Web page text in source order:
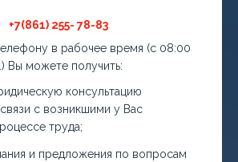
+7(861) 255- 78-83
в рабочее время (с 08:00
Вы можете получить:
консультацию
с возникшими у Вас
труда;
и предложения по вопросам